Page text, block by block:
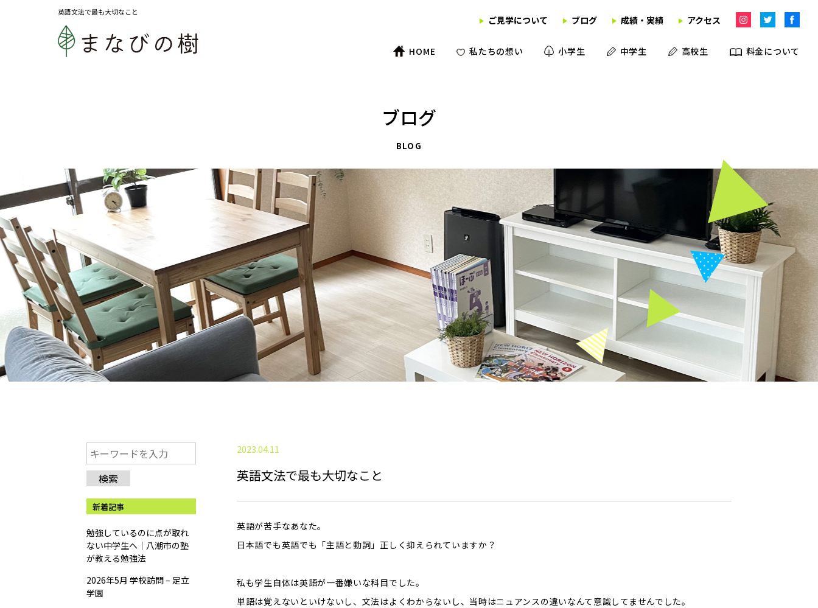
英語文法で最も大切なこと
ご見学について ブログ 成績・実績 アクセス
HOME 私たちの想い
小学生
中学生 高校生 料金について
ブログ
BLOG
検索
新着記事
勉強しているのに点が取れ
ない中学生へ｜八潮市の塾
が教える勉強法
2026年5月 学校訪問 – 足立
学園
2023.04.11
英語文法で最も大切なこと
英語が苦手なあなた。
日本語でも英語でも「主語と動詞」正しく抑えられていますか？
私も学生自体は英語が一番嫌いな科目でした。
単語は覚えないといけないし、文法はよくわからないし、当時はニュアンスの違いなんて意識してませんでした。